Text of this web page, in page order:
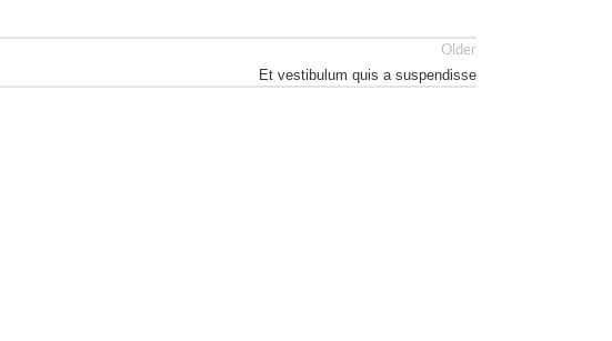
Older
Et vestibulum quis a suspendisse